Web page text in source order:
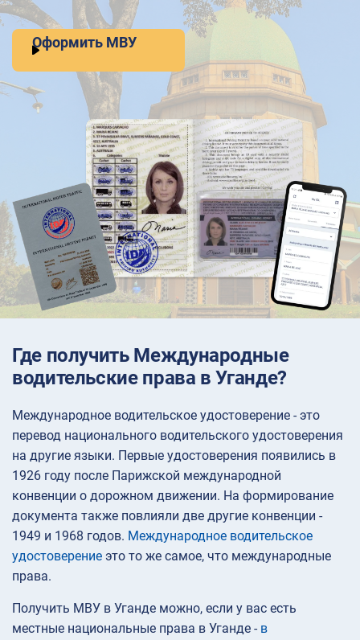
Оформить МВУ
Где получить Международные
водительские права в Уганде?
Международное водительское удостоверение - это
перевод национального водительского удостоверения
на другие языки. Первые удостоверения появились в
1926 году после Парижской международной
конвенции о дорожном движении. На формирование
документа также повлияли две другие конвенции -
1949 и 1968 годов. Международное водительское
удостоверение это то же самое, что международные
права.
Получить МВУ в Уганде можно, если у вас есть
местные национальные права в Уганде - в